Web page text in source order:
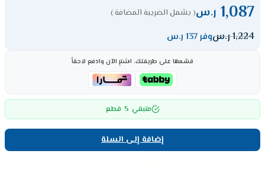
1,087 ر.س( يشمل الضريبة المضافة )
1,224ر.سوفر 137 ر.س
قسّمها على طريقتك، اشترِ الآن وادفع لاحقاً
متبقي 5 قطع
إضافة إلى السلة